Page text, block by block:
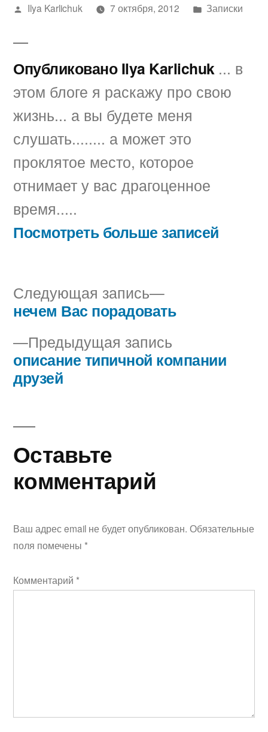
Написано
Ilya Karlichuk 7 октября, 2012
Написано
Записки
Опубликовано Ilya Karlichuk ... в
этом блоге я раскажу про свою
жизнь... а вы будете меня
слушать........ а может это
проклятое место, которое
отнимает у вас драгоценное
время.....
Посмотреть больше записей
Навигация
по
записям
Предыдущая запись
запись:
описание типичной компании
друзей
Следующая запись
Следующая
запись:
нечем Вас порадовать
Оставьте
комментарий
Ваш адрес email не будет опубликован. Обязательные
поля помечены *
Комментарий *